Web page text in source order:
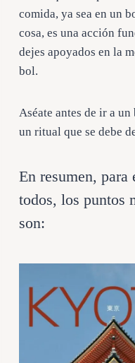
comida, ya sea en un
cosa, es una acción
dejes apoyados en la
bol.
Aséate antes de ir a un
un ritual que se debe
En resumen, para
todos, los puntos
son: